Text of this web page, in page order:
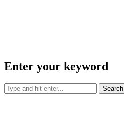
Enter your keyword
Search